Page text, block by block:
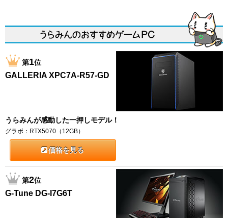
第1位
GALLERIA XPC7A-R57-GD
うらみんが感動した一押しモデル！
グラボ：RTX5070（12GB）
価格を見る
第2位
G-Tune DG-I7G6T